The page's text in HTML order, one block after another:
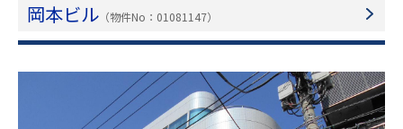
岡本ビル （物件No：01081147）